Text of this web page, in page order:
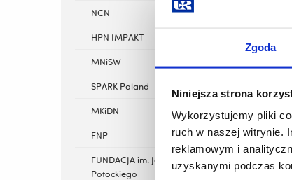
Zgoda
Niniejsza strona
Wykorzystujemy pliki
ruch w naszej witrynie.
reklamowym i
uzyskanymi podczas
NCN
HPN IMPAKT
MNiSW
SPARK Poland
MKiDN
FNP
FUNDACJA im. Jakuba hr.
Potockiego